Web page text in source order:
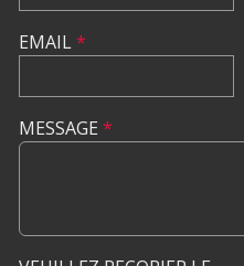
EMAIL*
MESSAGE *